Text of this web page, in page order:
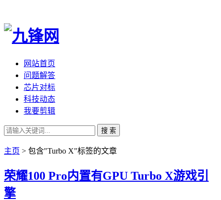
网站首页
问题解答
芯片对标
科技动态
我要剪辑
搜 索
主页 > 包含"Turbo X"标签的文章
荣耀100 Pro内置有GPU Turbo X游戏引
擎